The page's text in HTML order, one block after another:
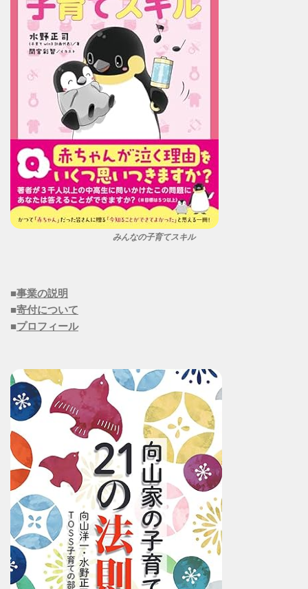
みんなの子育てスキル
■事業の説明
■寄付について
■プロフィール